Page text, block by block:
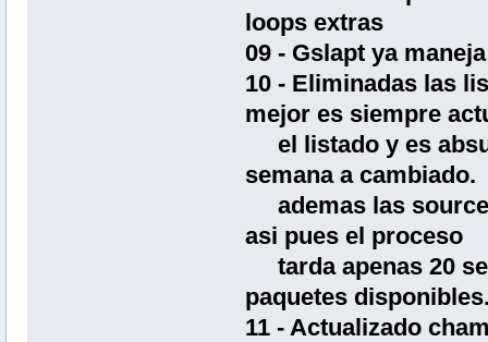
loops extras
09 - Gslapt ya
10 - Eliminadas las
mejor es siempre
el listado y es
semana a cambiado.
ademas las
asi pues el proceso
tarda apenas 20
paquetes
11 - Actualizado